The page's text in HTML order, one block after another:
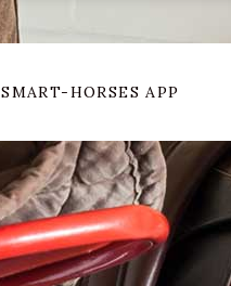
SMART-HORSES APP